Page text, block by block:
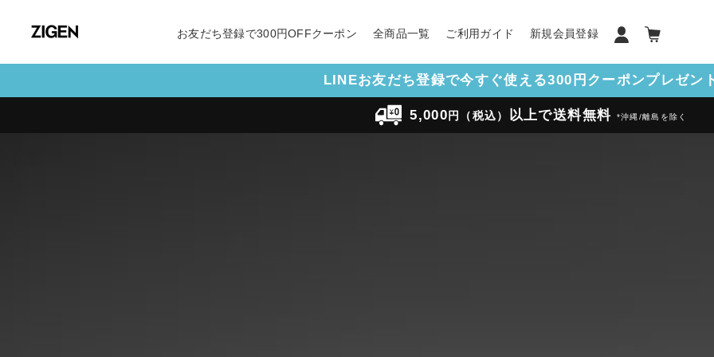
お友だち登録で300円OFFクーポン 全商品一覧 ご利用ガイド 新規会員登録
LINEお友だち登録で今すぐ使える300円クーポンプレゼン
5,000円（税込） 以上で送料無料 *沖縄/離島を除く